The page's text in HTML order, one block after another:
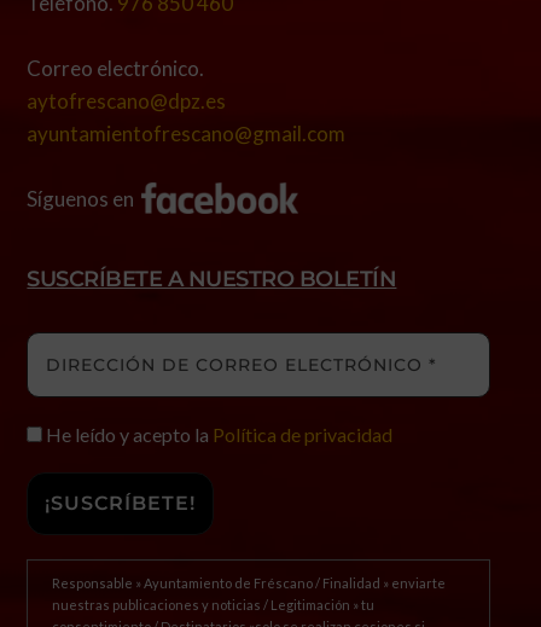
Correo electrónico.
aytofrescano@dpz.es
ayuntamientofrescano@gmail.com
Síguenos en
SUSCRÍBETE A NUESTRO BOLETÍN
He leído y acepto la Política de privacidad
Responsable » Ayuntamiento de Fréscano / Finalidad » enviarte
nuestras publicaciones y noticias / Legitimación » tu